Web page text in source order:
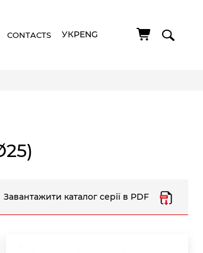
CONTACTS УКРENG
Завантажити каталог серії в PDF